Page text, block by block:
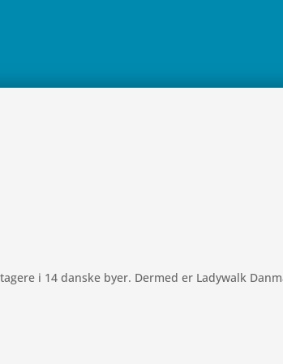
i 14 danske byer. Dermed er Ladywalk